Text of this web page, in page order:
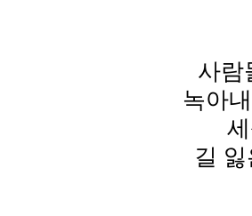
사람
녹아
길